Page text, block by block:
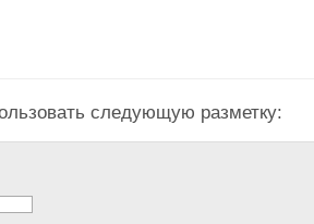
следующую разметку: